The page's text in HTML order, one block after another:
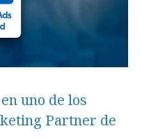
uno de los
Partner de